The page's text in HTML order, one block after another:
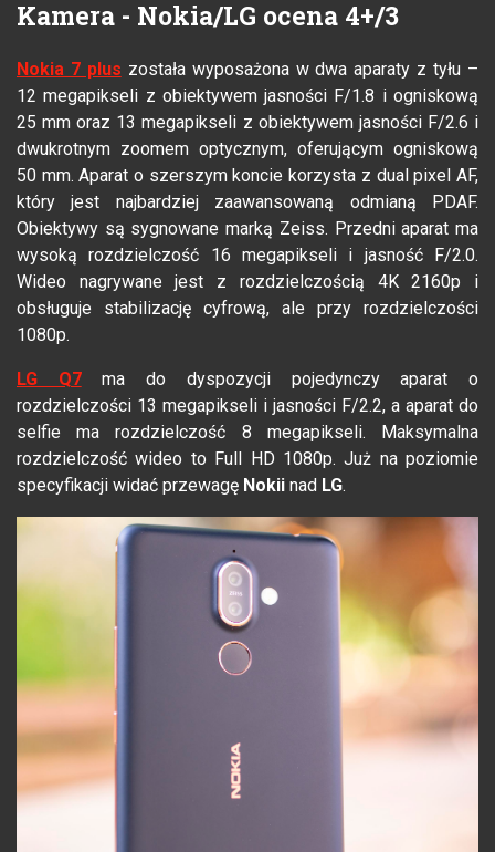
Kamera - Nokia/LG ocena 4+/3
Nokia 7 plus została wyposażona w dwa aparaty z tyłu –
12 megapikseli z obiektywem jasności F/1.8 i ogniskową
25 mm oraz 13 megapikseli z obiektywem jasności F/2.6 i
dwukrotnym zoomem optycznym, oferującym ogniskową
50 mm. Aparat o szerszym koncie korzysta z dual pixel AF,
który jest najbardziej zaawansowaną odmianą PDAF.
Obiektywy są sygnowane marką Zeiss. Przedni aparat ma
wysoką rozdzielczość 16 megapikseli i jasność F/2.0.
Wideo nagrywane jest z rozdzielczością 4K 2160p i
obsługuje stabilizację cyfrową, ale przy rozdzielczości
1080p.
LG Q7ma do dyspozycji pojedynczy aparat o
rozdzielczości 13 megapikseli i jasności F/2.2, a aparat do
selfie ma rozdzielczość 8 megapikseli. Maksymalna
rozdzielczość wideo to Full HD 1080p. Już na poziomie
specyfikacji widać przewagę Nokii nad LG.